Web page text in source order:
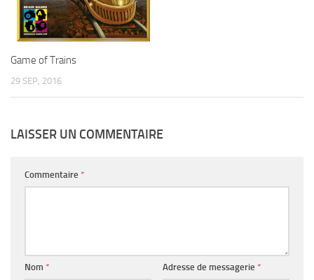
Game of Trains
29 SEP, 2016
LAISSER UN COMMENTAIRE
Commentaire *
Nom * Adresse de messagerie *